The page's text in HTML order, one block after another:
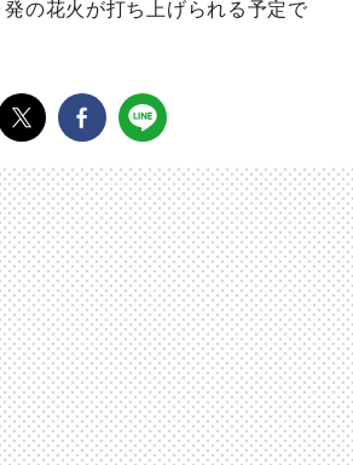
の花火が打ち上げられる予定で